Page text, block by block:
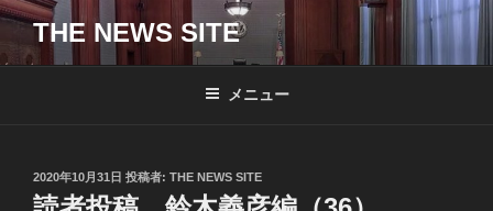
コ
テ
THE NEWS SITE
メニュー
投
稿
2020年10月31日 投稿者: THE NEWS SITE